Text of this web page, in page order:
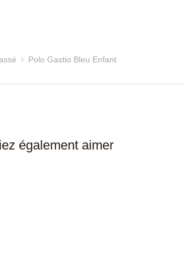
Polo Gastio Bleu Enfant
également aimer